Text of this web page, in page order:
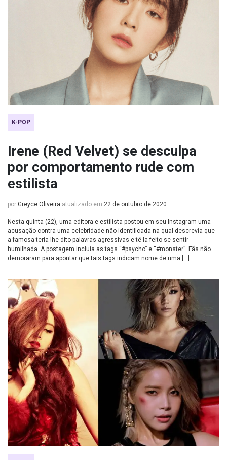
K-POP
Irene (Red Velvet) se desculpa
por comportamento rude com
estilista
por Greyce Oliveira atualizado em 22 de outubro de 2020
Nesta quinta (22), uma editora e estilista postou em seu Instagram uma
acusação contra uma celebridade não identificada na qual descrevia que
a famosa teria lhe dito palavras agressivas e tê-la feito se sentir
humilhada. A postagem incluía as tags “#psycho” e “#monster”. Fãs não
demoraram para apontar que tais tags indicam nome de uma […]